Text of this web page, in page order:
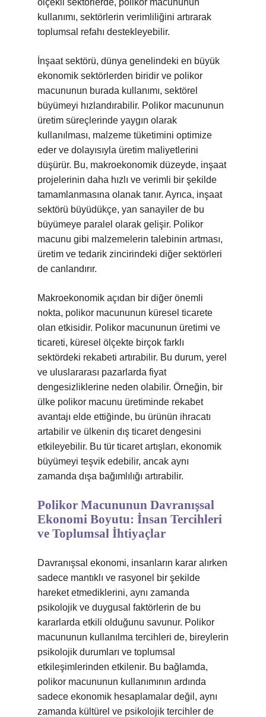
ölçekli sektörlerde, polikor macununun
kullanımı, sektörlerin verimliliğini artırarak
toplumsal refahı destekleyebilir.
İnşaat sektörü, dünya genelindeki en büyük
ekonomik sektörlerden biridir ve polikor
macununun burada kullanımı, sektörel
büyümeyi hızlandırabilir. Polikor macununun
üretim süreçlerinde yaygın olarak
kullanılması, malzeme tüketimini optimize
eder ve dolayısıyla üretim maliyetlerini
düşürür. Bu, makroekonomik düzeyde, inşaat
projelerinin daha hızlı ve verimli bir şekilde
tamamlanmasına olanak tanır. Ayrıca, inşaat
sektörü büyüdükçe, yan sanayiler de bu
büyümeye paralel olarak gelişir. Polikor
macunu gibi malzemelerin talebinin artması,
üretim ve tedarik zincirindeki diğer sektörleri
de canlandırır.
Makroekonomik açıdan bir diğer önemli
nokta, polikor macununun küresel ticarete
olan etkisidir. Polikor macununun üretimi ve
ticareti, küresel ölçekte birçok farklı
sektördeki rekabeti artırabilir. Bu durum, yerel
ve uluslararası pazarlarda fiyat
dengesizliklerine neden olabilir. Örneğin, bir
ülke polikor macunu üretiminde rekabet
avantajı elde ettiğinde, bu ürünün ihracatı
artabilir ve ülkenin dış ticaret dengesini
etkileyebilir. Bu tür ticaret artışları, ekonomik
büyümeyi teşvik edebilir, ancak aynı
zamanda dışa bağımlılığı artırabilir.
Polikor Macununun Davranışsal
Ekonomi Boyutu: İnsan Tercihleri
ve Toplumsal İhtiyaçlar
Davranışsal ekonomi, insanların karar alırken
sadece mantıklı ve rasyonel bir şekilde
hareket etmediklerini, aynı zamanda
psikolojik ve duygusal faktörlerin de bu
kararlarda etkili olduğunu savunur. Polikor
macununun kullanılma tercihleri de, bireylerin
psikolojik durumları ve toplumsal
etkileşimlerinden etkilenir. Bu bağlamda,
polikor macununun kullanımının ardında
sadece ekonomik hesaplamalar değil, aynı
zamanda kültürel ve psikolojik tercihler de